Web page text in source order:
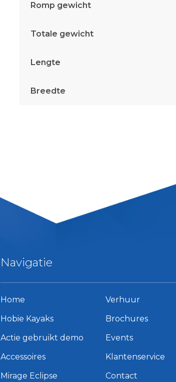
Romp gewicht
Totale gewicht
Lengte
Breedte
Navigatie
Home
Hobie Kayaks
Actie gebruikt demo
Accessoires
Mirage Eclipse
Verhuur
Brochures
Events
Klantenservice
Contact